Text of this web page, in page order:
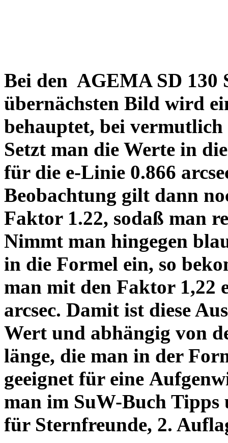
Bei den AGEMA SD 130
übernächsten Bild wird
behauptet, bei vermutlich
Setzt man die Werte in
für die e-Linie 0.866
Beobachtung gilt dann
Faktor 1.22, sodaß man
Nimmt man hingegen
in die Formel ein, so
man mit den Faktor 1,22
arcsec. Damit ist diese
Wert und abhängig von
länge, die man in der
geeignet für eine
man im SuW-Buch Tipps
für Sternfreunde, 2.